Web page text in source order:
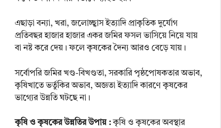
এছাড়া বন্যা, খরা, জলোচ্ছ্বাস ইত্যাদি প্রাকৃতিক দুর্যোগ
প্রতিবছর হাজার হাজার একর জমির ফসল ভাসিয়ে নিয়ে যায়
বা নষ্ট করে দেয়। ফলে কৃষকের দৈন্য আরও বেড়ে যায়।
সর্বোপরি জমির খণ্ড-বিখণ্ডতা, সরকারি পৃষ্ঠপোষকতার অভাব,
কৃষিখাতে ভর্তুকির অভাব, অজ্ঞতা ইত্যাদি কারণে কৃষকের
ভাগ্যের উন্নতি ঘটছে না।
কৃষি ও কৃষকের উন্নতির উপায় :কৃষি ও কৃষকের অবস্থার